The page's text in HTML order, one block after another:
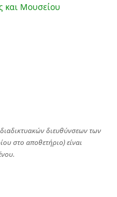
και Μουσείου
διευθύνσεων των
στο αποθετήριο) είναι